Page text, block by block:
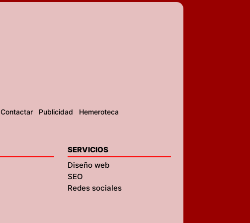
Contactar Publicidad Hemeroteca
SERVICIOS
Diseño web
SEO
Redes sociales